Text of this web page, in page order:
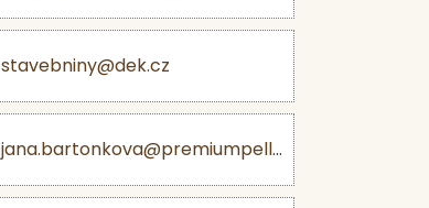
stavebniny@dek.cz
jana.bartonkova@premiumpellets.cz